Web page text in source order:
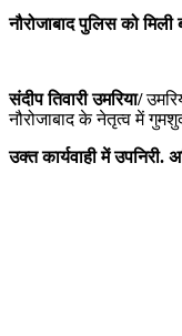
नौरोजाबाद पुलिस को
संदीप तिवारी उमरिया/
नौरोजाबाद के नेतृत्व में
उक्त कार्यवाही में